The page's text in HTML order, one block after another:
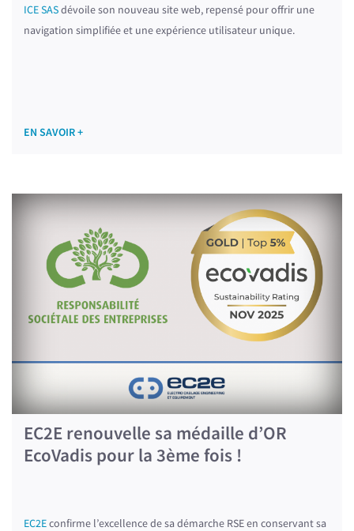
ICE SASdévoile son nouveau site web, repensé pour offrir une
navigation simplifiée et une expérience utilisateur unique.
EN SAVOIR +
EC2E renouvelle sa médaille d’OR
EcoVadis pour la 3ème fois !
EC2Econfirme l’excellence de sa démarche RSE en conservant sa